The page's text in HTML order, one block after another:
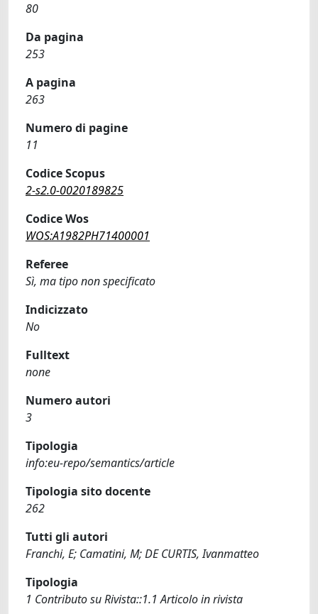
80
Da pagina
253
A pagina
263
Numero di pagine
11
Codice Scopus
2-s2.0-0020189825
Codice Wos
WOS:A1982PH71400001
Referee
Sì, ma tipo non specificato
Indicizzato
No
Fulltext
none
Numero autori
3
Tipologia
info:eu-repo/semantics/article
Tipologia sito docente
262
Tutti gli autori
Franchi, E; Camatini, M; DE CURTIS, Ivanmatteo
Tipologia
1 Contributo su Rivista::1.1 Articolo in rivista